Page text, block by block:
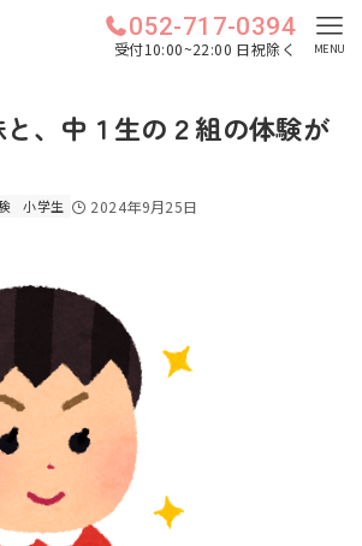
052-717-0394
受付10:00~22:00 日祝除く MENU
、中１生の２組の体験が
小学生 2024年9月25日